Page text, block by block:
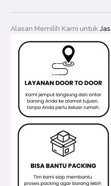
Alasan Memilih Kami untuk